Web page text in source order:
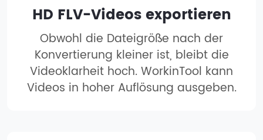
HD FLV-Videos exportieren
Obwohl die Dateigröße nach der
Konvertierung kleiner ist, bleibt die
Videoklarheit hoch. WorkinTool kann
Videos in hoher Auflösung ausgeben.